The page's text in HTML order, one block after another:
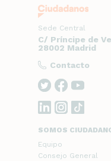
Sede Central
C/ Príncipe de
28002 Madrid
Contacto
SOMOS
Equipo
Consejo General